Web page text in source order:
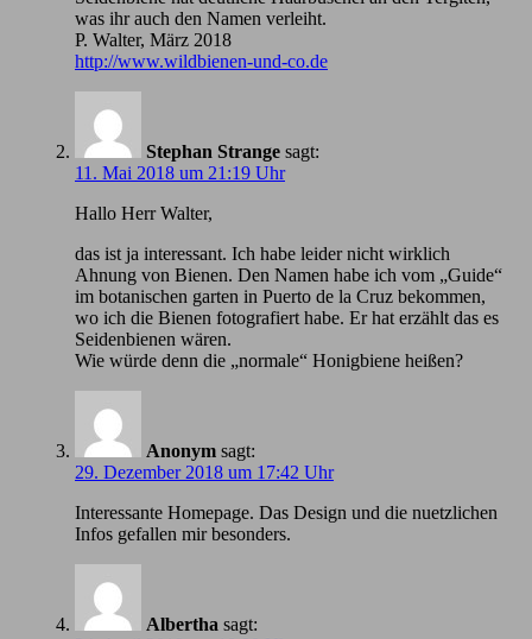
was ihr auch den Namen verleiht.
P. Walter, März 2018
http://www.wildbienen-und-co.de
Stephan Strange sagt:
11. Mai 2018 um 21:19 Uhr
Hallo Herr Walter,
das ist ja interessant. Ich habe leider nicht wirklich
Ahnung von Bienen. Den Namen habe ich vom „Guide“
im botanischen garten in Puerto de la Cruz bekommen,
wo ich die Bienen fotografiert habe. Er hat erzählt das es
Seidenbienen wären.
Wie würde denn die „normale“ Honigbiene heißen?
Anonym sagt:
29. Dezember 2018 um 17:42 Uhr
Іnteressante Homepage. Das Design und die nuetzlichen
Infos gefallen mir besonders.
Albertha sagt: